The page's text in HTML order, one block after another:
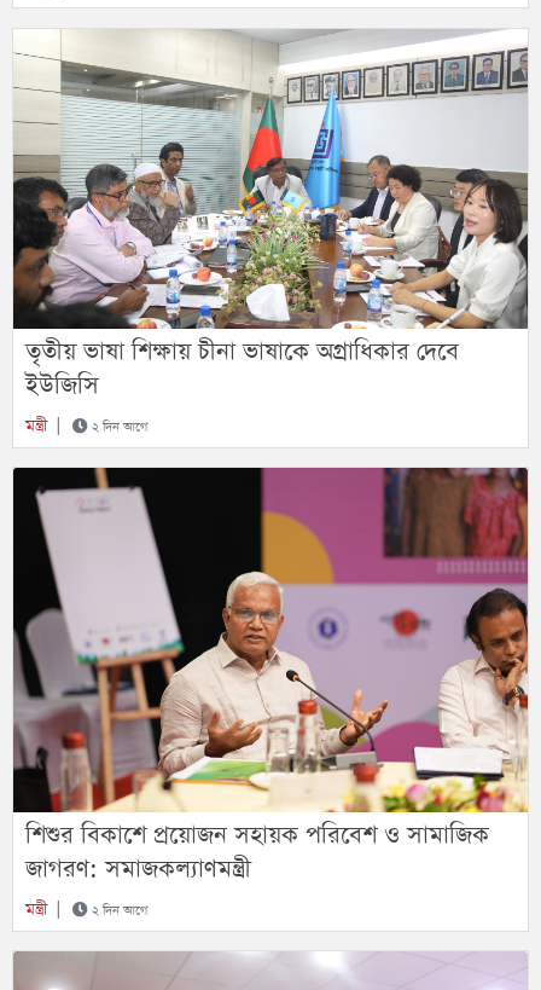
তৃতীয় ভাষা শিক্ষায় চীনা ভাষাকে অগ্রাধিকার দেবে
ইউজিসি
মন্ত্রী| ২ দিন আগে
শিশুর বিকাশে প্রয়োজন সহায়ক পরিবেশ ও সামাজিক
জাগরণ: সমাজকল্যাণমন্ত্রী
মন্ত্রী| ২ দিন আগে